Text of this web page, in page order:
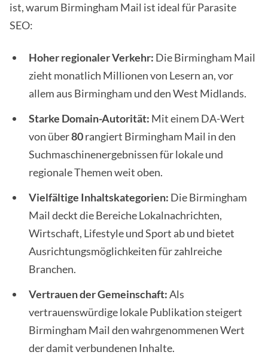
ist, warum Birmingham Mail ist ideal für Parasite
SEO:
Hoher regionaler Verkehr: Die Birmingham Mail
zieht monatlich Millionen von Lesern an, vor
allem aus Birmingham und den West Midlands.
Starke Domain-Autorität: Mit einem DA-Wert
von über80rangiert Birmingham Mail in den
Suchmaschinenergebnissen für lokale und
regionale Themen weit oben.
Vielfältige Inhaltskategorien: Die Birmingham
Mail deckt die Bereiche Lokalnachrichten,
Wirtschaft, Lifestyle und Sport ab und bietet
Ausrichtungsmöglichkeiten für zahlreiche
Branchen.
Vertrauen der Gemeinschaft:Als
vertrauenswürdige lokale Publikation steigert
Birmingham Mail den wahrgenommenen Wert
der damit verbundenen Inhalte.